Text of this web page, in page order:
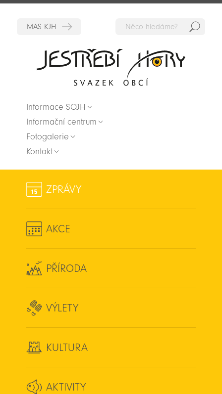
Informace SOJH
Informační centrum
Fotogalerie
Kontakt
ZPRÁVY
AKCE
PŘÍRODA
VÝLETY
KULTURA
AKTIVITY